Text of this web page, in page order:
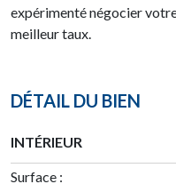
expérimenté négocier
meilleur taux.
DÉTAIL DU BIEN
INTÉRIEUR
Surface :